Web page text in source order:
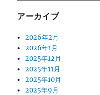
アーカイブ
2026年2月
2026年1月
2025年12月
2025年11月
2025年10月
2025年9月